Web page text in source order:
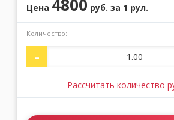
Цена 4800 руб. за 1 рул.
Количество:
-
Рассчитать количество